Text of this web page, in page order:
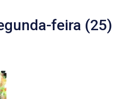
feira (25)